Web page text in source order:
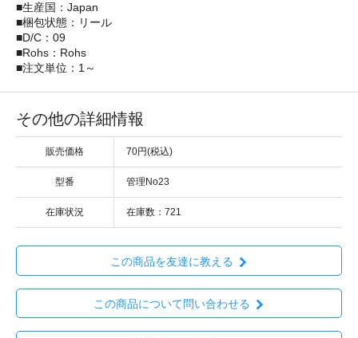
■生産国：Japan
■梱包状態：リール
■D/C：09
■Rohs：Rohs
■注文単位：1～
その他の詳細情報
販売価格 70円(税込)
型番 管理No23
在庫状況 在庫数：721
この商品を友達に教える
この商品について問い合わせる